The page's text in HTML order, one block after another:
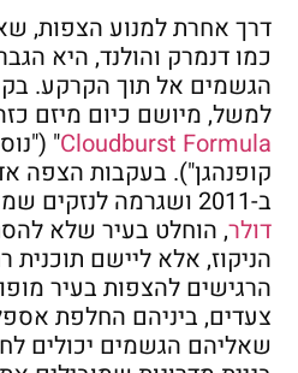
דרך אחרת למנוע הצפות,
כמו דנמרק והולנד, היא
הגשמים אל תוך הקרקע.
למשל, מיושם כיום מיזם
Cloudburst Formula
"
קופנהגן"). בעקבות הצפה
ב-2011 ושגרמה לנזקים שמוערכים
דולר, הוחלט בעיר שלא
הניקוז, אלא ליישם תוכנית
הרגישים להצפות בעיר
צעדים, ביניהם החלפת
שאליהם הגשמים יכולים